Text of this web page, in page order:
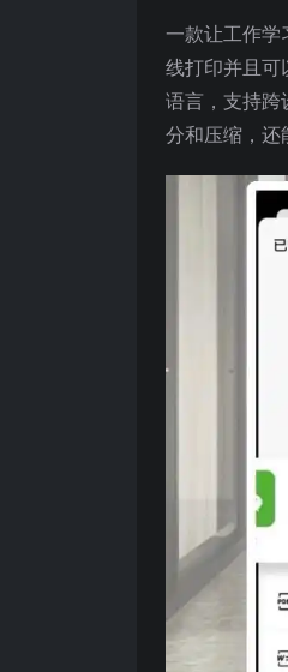
一款让工作学
线打印并且可
语言，支持跨
分和压缩，还